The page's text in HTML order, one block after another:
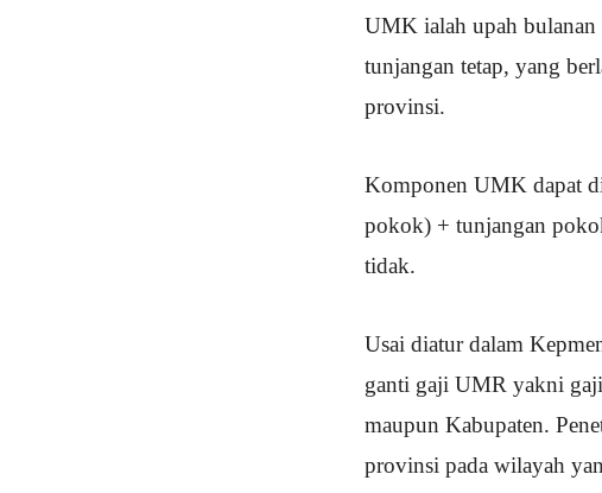
UMK ialah upah bulanan
tunjangan tetap, yang
provinsi.
Komponen UMK dapat
pokok) + tunjangan
tidak.
Usai diatur dalam
ganti gaji UMR yakni
maupun Kabupaten.
provinsi pada wilayah